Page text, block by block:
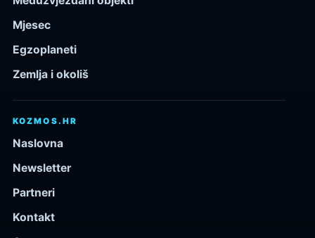
Mjesec
Egzoplaneti
Zemlja i okoliš
KOZMOS.HR
Naslovna
Newsletter
Partneri
Kontakt